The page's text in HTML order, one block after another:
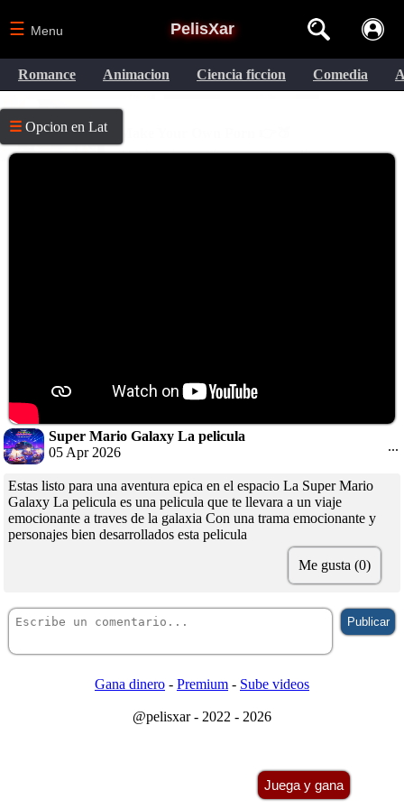
PelisXar
☰ Menu
Romance Animacion Ciencia ficcion Comedia
Juega y gana
☰ Opcion en Lat
Super Mario Galaxy La pelicula
...
05 Apr 2026
Estas listo para una aventura epica en el espacio La Super Mario
Galaxy La pelicula es una pelicula que te llevara a un viaje
emocionante a traves de la galaxia Con una trama emocionante y
personajes bien desarrollados esta pelicula
Me gusta (0)
Gana dinero- Premium- Sube videos
@pelisxar - 2022 - 2026